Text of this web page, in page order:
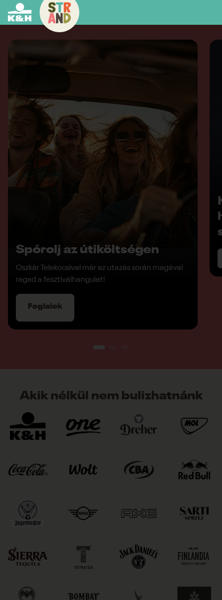
Spórolj az útiköltségen
Oszkár Telekocsival már az utazás során magával
ragad a fesztiválhangulat!
Foglalok
Akik nélkül nem bulizhatnánk